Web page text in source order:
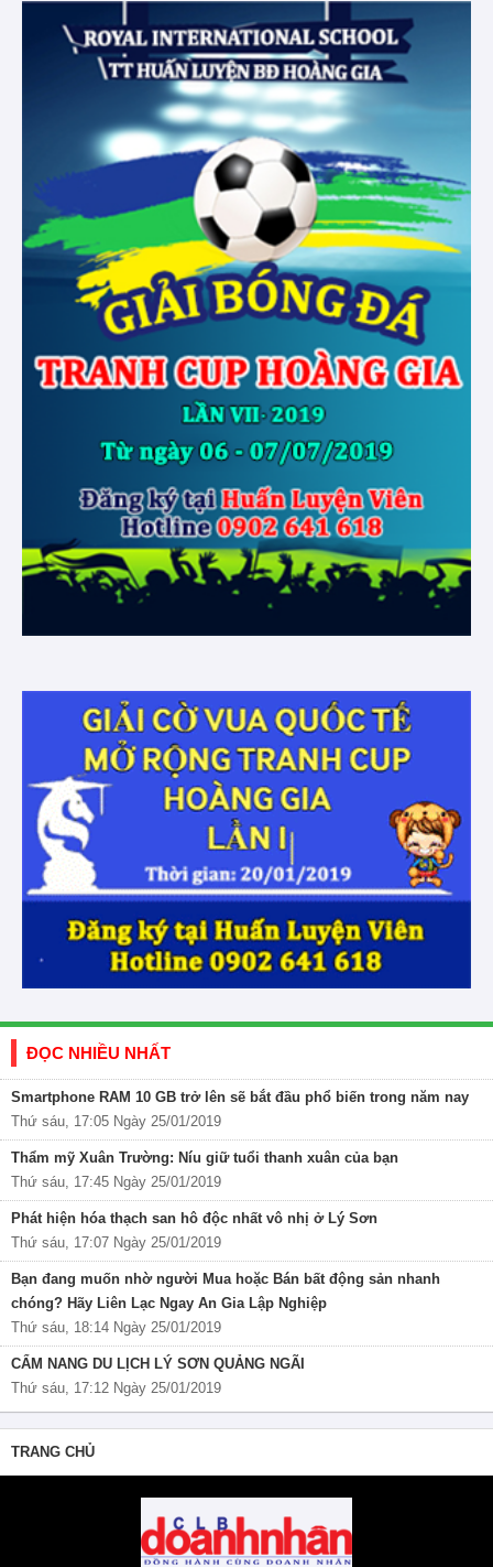
ĐỌC NHIỀU NHẤT
Smartphone RAM 10 GB trở lên sẽ bắt đầu phổ biến trong năm nay
Thứ sáu, 17:05 Ngày 25/01/2019
Thẩm mỹ Xuân Trường: Níu giữ tuổi thanh xuân của bạn
Thứ sáu, 17:45 Ngày 25/01/2019
Phát hiện hóa thạch san hô độc nhất vô nhị ở Lý Sơn
Thứ sáu, 17:07 Ngày 25/01/2019
Bạn đang muốn nhờ người Mua hoặc Bán bất động sản nhanh
chóng? Hãy Liên Lạc Ngay An Gia Lập Nghiệp
Thứ sáu, 18:14 Ngày 25/01/2019
CẨM NANG DU LỊCH LÝ SƠN QUẢNG NGÃI
Thứ sáu, 17:12 Ngày 25/01/2019
TRANG CHỦ